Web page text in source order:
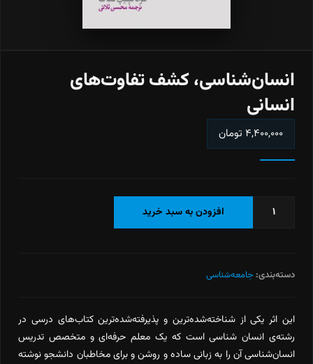
انسان‌شناسی، کشف تفاوت‌های
انسانی
۴,۴۰۰,۰۰۰ تومان
انسان‌شناسی،
عدد
افزودن به سبد خرید
دسته‌بندی: جامعه‌شناسی
این اثر یکی از شناخته‌شده‌ترین و پذیرفته‌شده‌ترین کتاب‌های درسی در
رشته‌ی انسان شناسی است که یک معلم حرفه‌ای و متخصص تدریس
انسان‌شناسی آن را به زبانی ساده و روشن و برای مخاطبان دانشجو نوشته